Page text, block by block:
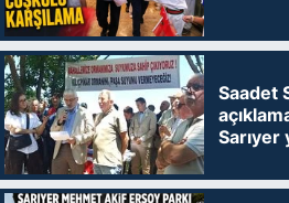
Saadet
Sarıyer